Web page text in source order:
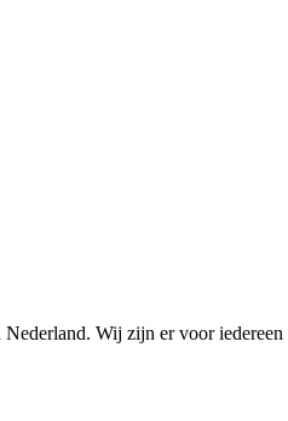
Wij zijn er voor